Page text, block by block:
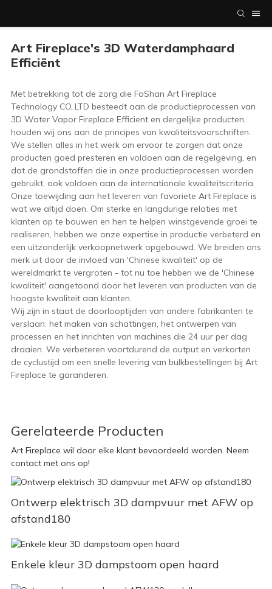
Art Fireplace's 3D Waterdamphaard
Efficiënt
Met betrekking tot de zorg die FoShan Art Fireplace
Technology CO,.LTD besteedt aan de productieprocessen van
3D Water Vapor Fireplace Efficient en dergelijke producten,
houden wij ons aan de principes van kwaliteitsvoorschriften.
We stellen alles in het werk om ervoor te zorgen dat onze
producten goed presteren en voldoen aan de regelgeving, en
dat de grondstoffen die in onze productieprocessen worden
gebruikt, ook voldoen aan de internationale kwaliteitscriteria.
Onze toewijding aan het leveren van favoriete Art Fireplace is
wat we altijd doen. Om sterke en langdurige relaties met
klanten op te bouwen en hen te helpen winstgevende groei te
realiseren, hebben we onze expertise in productie verbeterd en
een uitzonderlijk verkoopnetwerk opgebouwd. We breiden ons
merk uit door de invloed van 'Chinese kwaliteit' op de
wereldmarkt te vergroten - tot nu toe hebben we de 'Chinese
kwaliteit' aangetoond door het leveren van producten van de
hoogste kwaliteit aan klanten.
Wij zijn in staat de doorlooptijden van andere fabrikanten te
verslaan: het maken van schattingen, het ontwerpen van
processen en het inrichten van machines die 24 uur per dag
draaien. We verbeteren voortdurend de output en verkorten
de cyclustijd om een ​​snelle levering van bulkbestellingen bij Art
Fireplace te garanderen.
Gerelateerde Producten
Art Fireplace wil door elke klant bevoordeeld worden. Neem
contact met ons op!
Ontwerp elektrisch 3D dampvuur met AFW op
afstand180
Enkele kleur 3D dampstoom open haard